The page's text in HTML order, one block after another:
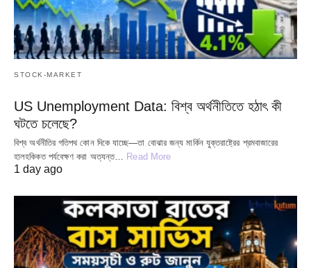
STOCK-MARKET
US Unemployment Data: বিশ্ব অর্থনীতিতে হঠাৎ কী
ঘটতে চলেছে?
বিশ্ব অর্থনীতির গতিপথ কোন দিকে যাচ্ছে—তা বোঝার জন্য মার্কিন যুক্তরাষ্ট্রের শ্রমবাজারের
হালহকিকত পর্যবেক্ষণ করা অত্যন্ত… Read More
1 day ago